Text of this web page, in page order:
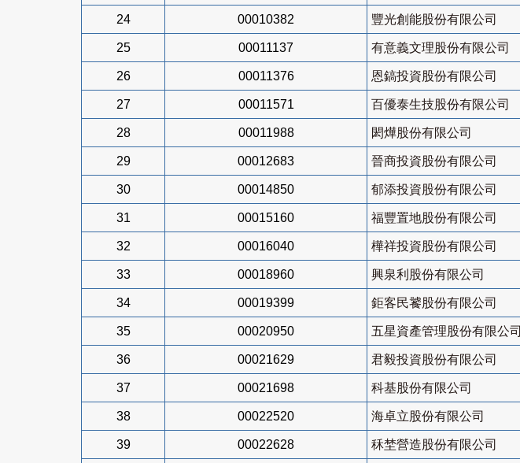
24 00010382 豐光創能股份有限公司
25 00011137 有意義文理股份有限公司
26 00011376 恩鎬投資股份有限公司
27 00011571 百優泰生技股份有限公司
28 00011988 閎燁股份有限公司
29 00012683 晉商投資股份有限公司
30 00014850 郁添投資股份有限公司
31 00015160 福豐置地股份有限公司
32 00016040 樺祥投資股份有限公司
33 00018960 興泉利股份有限公司
34 00019399 鉅客民饕股份有限公司
35 00020950 五星資產管理股份有限公司
36 00021629 君毅投資股份有限公司
37 00021698 科基股份有限公司
38 00022520 海卓立股份有限公司
39 00022628 秝埜營造股份有限公司